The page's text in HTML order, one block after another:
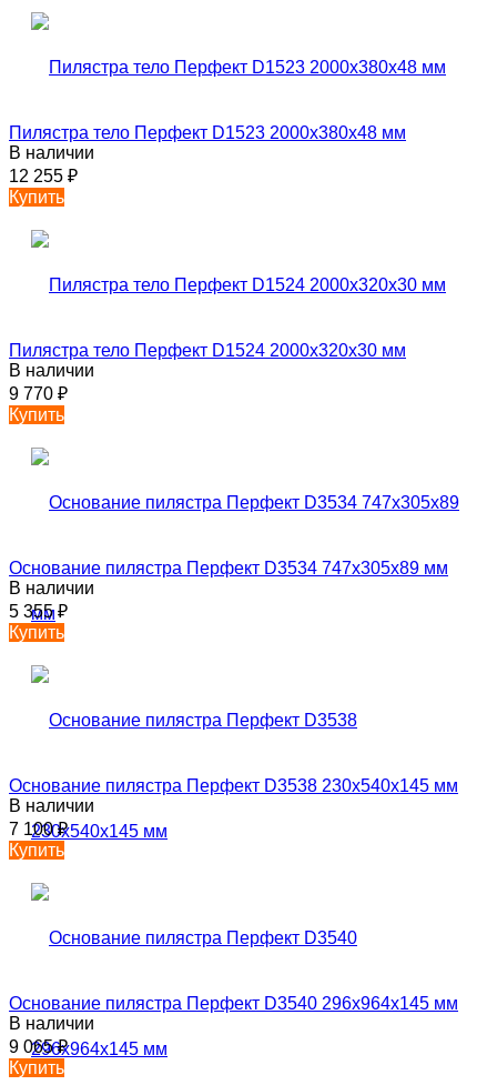
Пилястра тело Перфект D1523 2000х380х48 мм
В наличии
12 255 ₽
Купить
Пилястра тело Перфект D1524 2000х320х30 мм
В наличии
9 770 ₽
Купить
Основание пилястра Перфект D3534 747х305х89 мм
В наличии
5 355₽
Купить
Основание пилястра Перфект D3538 230х540х145 мм
В наличии
7 100₽
Купить
Основание пилястра Перфект D3540 296х964х145 мм
В наличии
9 065₽
Купить